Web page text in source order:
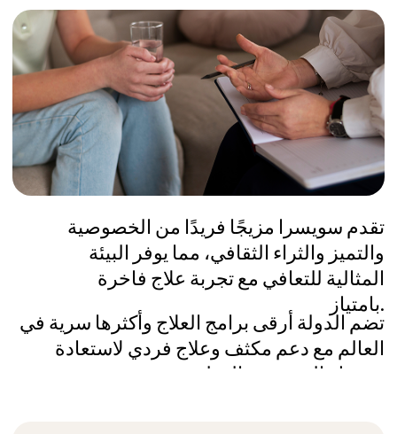
"سويس ميد إكسبيرت" هي شركة
استشارات طبية مهنية توفر العلاج
في أبرز العيادات السويسرية تحت
إشراف أساتذة معروفين عالميًا.
70+ عيادة موثقة
قمنا بزيارة جميع العيادات وتفقدناها للتأكد
من مطابقتها لتوقعات الأفراد ذوي الثروات
الفائقة
أعلى مستويات السرية